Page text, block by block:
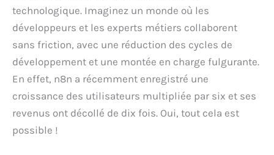
technologique. Imaginez un monde où les
développeurs et les experts métiers collaborent
sans friction, avec une réduction des cycles de
développement et une montée en charge fulgurante.
En effet, n8n a récemment enregistré une
croissance des utilisateurs multipliée par six et ses
revenus ont décollé de dix fois. Oui, tout cela est
possible !